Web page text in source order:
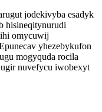
jodekivyba esadyk
hisineqitynurudi
omycuwij
yhezebykufon
mogyquda rocila
nuvefycu iwobexyt